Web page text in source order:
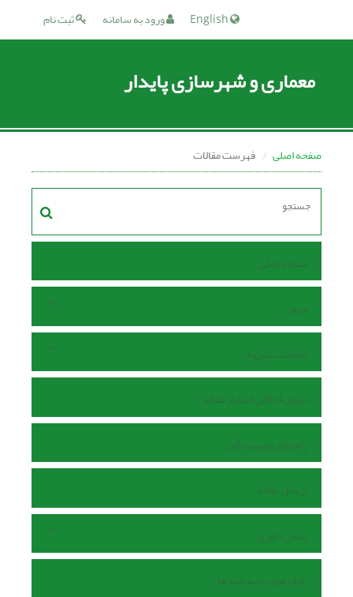
ثبت نام ورود به سامانه
معماری و شهرسازی پایدار
صفحه اصلی فهرست مقالات
صفحه اصلی
مرور
اطلاعات نشریه
اصول اخلاقی انتشار مقاله
راهنمای نویسندگان
ارسال مقاله
بخش داوری
بانک ها و نمایه نامه ها